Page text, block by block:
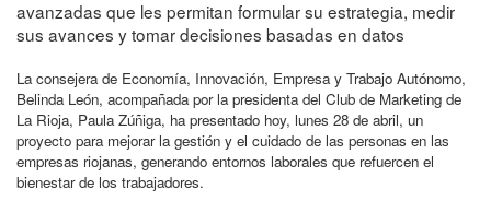
avanzadas que les permitan formular su estrategia, medir
sus avances y tomar decisiones basadas en datos
La consejera de Economía, Innovación, Empresa y Trabajo Autónomo,
Belinda León, acompañada por la presidenta del Club de Marketing de
La Rioja, Paula Zúñiga, ha presentado hoy, lunes 28 de abril, un
proyecto para mejorar la gestión y el cuidado de las personas en las
empresas riojanas, generando entornos laborales que refuercen el
bienestar de los trabajadores.